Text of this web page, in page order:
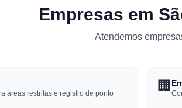
Empresas em
Atendemos
áreas restritas e registro de ponto
🏢